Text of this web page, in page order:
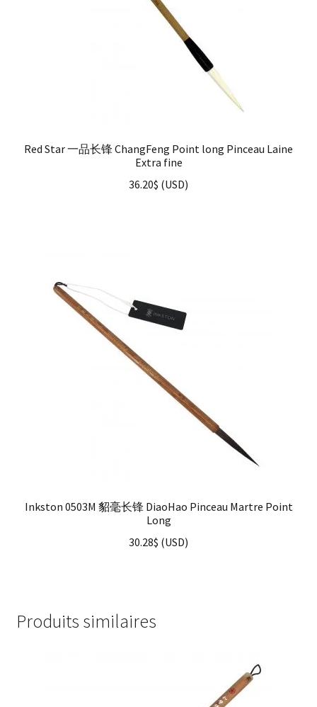
Red Star 一品长锋 ChangFeng Point long Pinceau Laine
Extra fine
36.20$ (USD)
Inkston 0503M 貂毫长锋 DiaoHao Pinceau Martre Point
Long
30.28$ (USD)
Produits similaires